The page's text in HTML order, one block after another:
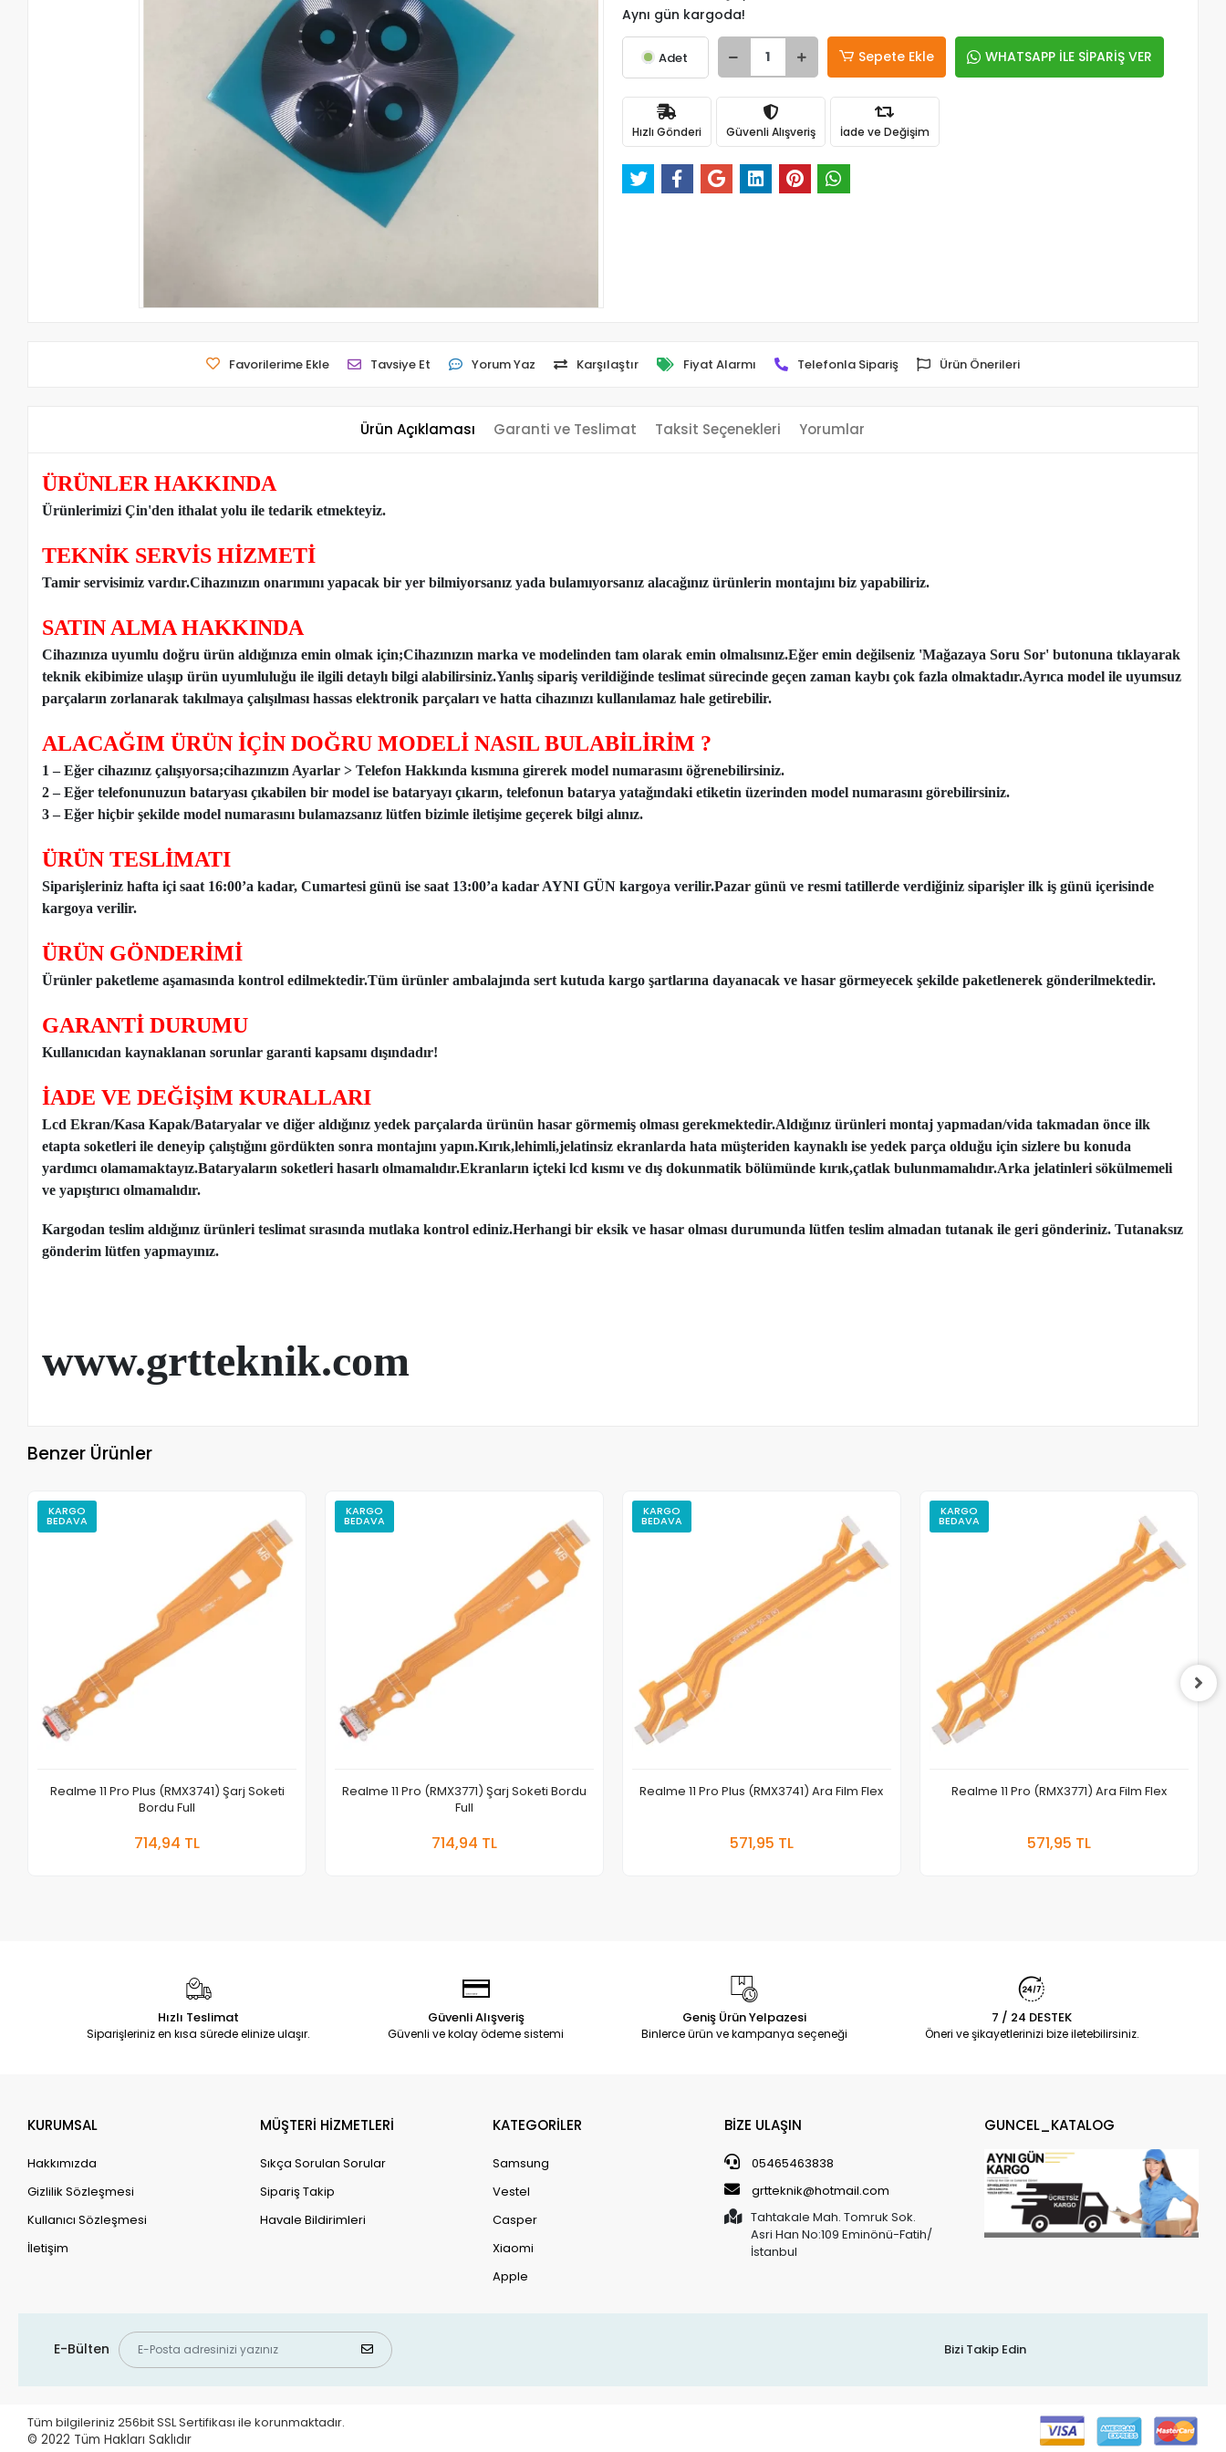
Aynı gün kargoda!
Adet Sepete Ekle WHATSAPP İLE SİPARİŞ VER
Hızlı Gönderi Güvenli Alışveriş İade ve Değişim
Favorilerime Ekle Tavsiye Et Yorum Yaz Karşılaştır Fiyat Alarmı Telefonla Sipariş Ürün Önerileri
Ürün Açıklaması Garanti ve Teslimat Taksit Seçenekleri Yorumlar
ÜRÜNLER HAKKINDA
Ürünlerimizi Çin'den ithalat yolu ile tedarik etmekteyiz.
TEKNİK SERVİS HİZMETİ
Tamir servisimiz vardır.Cihazınızın onarımını yapacak bir yer bilmiyorsanız yada bulamıyorsanız alacağınız ürünlerin montajını biz yapabiliriz.
SATIN ALMA HAKKINDA
Cihazınıza uyumlu doğru ürün aldığınıza emin olmak için;Cihazınızın marka ve modelinden tam olarak emin olmalısınız.Eğer emin değilseniz 'Mağazaya Soru Sor' butonuna tıklayarak
teknik ekibimize ulaşıp ürün uyumluluğu ile ilgili detaylı bilgi alabilirsiniz.Yanlış sipariş verildiğinde teslimat sürecinde geçen zaman kaybı çok fazla olmaktadır.Ayrıca model ile uyumsuz
parçaların zorlanarak takılmaya çalışılması hassas elektronik parçaları ve hatta cihazınızı kullanılamaz hale getirebilir.
ALACAĞIM ÜRÜN İÇİN DOĞRU MODELİ NASIL BULABİLİRİM ?
1 – Eğer cihazınız çalışıyorsa;cihazınızın Ayarlar > Telefon Hakkında kısmına girerek model numarasını öğrenebilirsiniz.
2 – Eğer telefonunuzun bataryası çıkabilen bir model ise bataryayı çıkarın, telefonun batarya yatağındaki etiketin üzerinden model numarasını görebilirsiniz.
3 – Eğer hiçbir şekilde model numarasını bulamazsanız lütfen bizimle iletişime geçerek bilgi alınız.
ÜRÜN TESLİMATI
Siparişleriniz hafta içi saat 16:00’a kadar, Cumartesi günü ise saat 13:00’a kadar AYNI GÜN kargoya verilir.Pazar günü ve resmi tatillerde verdiğiniz siparişler ilk iş günü içerisinde
kargoya verilir.
ÜRÜN GÖNDERİMİ
Ürünler paketleme aşamasında kontrol edilmektedir.Tüm ürünler ambalajında sert kutuda kargo şartlarına dayanacak ve hasar görmeyecek şekilde paketlenerek gönderilmektedir.
GARANTİ DURUMU
Kullanıcıdan kaynaklanan sorunlar garanti kapsamı dışındadır!
İADE VE DEĞİŞİM KURALLARI
Lcd Ekran/Kasa Kapak/Bataryalar ve diğer aldığınız yedek parçalarda ürünün hasar görmemiş olması gerekmektedir.Aldığınız ürünleri montaj yapmadan/vida takmadan önce ilk
etapta soketleri ile deneyip çalıştığını gördükten sonra montajını yapın.Kırık,lehimli,jelatinsiz ekranlarda hata müşteriden kaynaklı ise yedek parça olduğu için sizlere bu konuda
yardımcı olamamaktayız.Bataryaların soketleri hasarlı olmamalıdır.Ekranların içteki lcd kısmı ve dış dokunmatik bölümünde kırık,çatlak bulunmamalıdır.Arka jelatinleri sökülmemeli
ve yapıştırıcı olmamalıdır.
Kargodan teslim aldığınız ürünleri teslimat sırasında mutlaka kontrol ediniz.Herhangi bir eksik ve hasar olması durumunda lütfen teslim almadan tutanak ile geri gönderiniz. Tutanaksız
gönderim lütfen yapmayınız.
www.grtteknik.com
Benzer Ürünler
KARGO
BEDAVA
Realme 11 Pro Plus (RMX3741) Şarj Soketi
Bordu Full
714,94 TL
KARGO
BEDAVA
Realme 11 Pro (RMX3771) Şarj Soketi Bordu
Full
714,94 TL
KARGO
BEDAVA
Realme 11 Pro Plus (RMX3741) Ara Film Flex
571,95 TL
KARGO
BEDAVA
Realme 11 Pro (RMX3771) Ara Film Flex
571,95 TL
Hızlı Teslimat
Siparişleriniz en kısa sürede elinize ulaşır.
Güvenli Alışveriş
Güvenli ve kolay ödeme sistemi
Geniş Ürün Yelpazesi
Binlerce ürün ve kampanya seçeneği
7 / 24 DESTEK
Öneri ve şikayetlerinizi bize iletebilirsiniz.
KURUMSAL
Hakkımızda
Gizlilik Sözleşmesi
Kullanıcı Sözleşmesi
İletişim
MÜŞTERİ HİZMETLERİ
Sıkça Sorulan Sorular
Sipariş Takip
Havale Bildirimleri
KATEGORİLER
Samsung
Vestel
Casper
Xiaomi
Apple
BİZE ULAŞIN
05465463838
grtteknik@hotmail.com
Tahtakale Mah. Tomruk Sok.
Asri Han No:109 Eminönü-Fatih/
İstanbul
GUNCEL_KATALOG
E-Bülten Bizi Takip Edin
Tüm bilgileriniz 256bit SSL Sertifikası ile korunmaktadır.
© 2022 Tüm Hakları Saklıdır